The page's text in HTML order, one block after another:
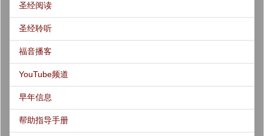
圣经阅读
圣经聆听
福音播客
YouTube频道
早年信息
帮助指导手册